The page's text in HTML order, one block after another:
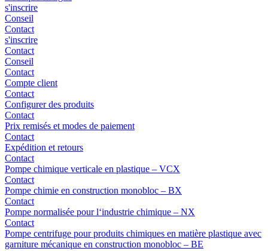
s'inscrire
Conseil
Contact
s'inscrire
Contact
Conseil
Contact
Compte client
Contact
Configurer des produits
Contact
Prix remisés et modes de paiement
Contact
Expédition et retours
Contact
Pompe chimique verticale en plastique – VCX
Contact
Pompe chimie en construction monobloc – BX
Contact
Pompe normalisée pour l‘industrie chimique – NX
Contact
Pompe centrifuge pour produits chimiques en matière plastique avec
garniture mécanique en construction monobloc – BE